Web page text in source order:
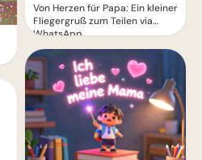
Von Herzen für Papa: Ein kleiner
Fliegergruß zum Teilen via
WhatsApp